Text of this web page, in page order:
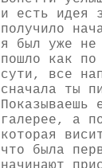
и есть идея
получило
я был уже не
пошло как
сути, все
сначала ты
Показываешь
галерее, а
которая
что была